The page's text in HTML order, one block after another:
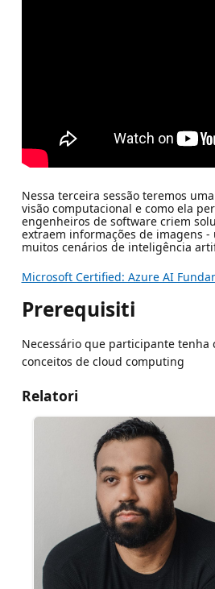
Nessa terceira sessão teremos
visão computacional e como ela
engenheiros de software criem
extraem informações de imagens
muitos cenários de inteligência
Microsoft Certified: Azure AI
Prerequisiti
Necessário que participante tenha
conceitos de cloud computing
Relatori